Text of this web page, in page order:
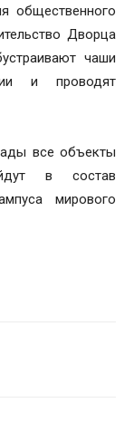
общественного
Дворца
чаши
и проводят
все объекты
в состав
мирового